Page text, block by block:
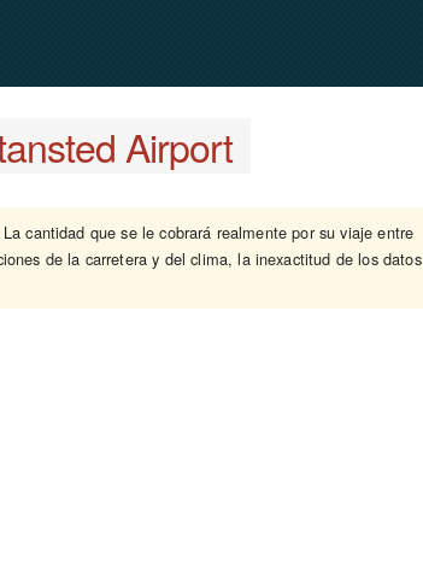
Airport
La cantidad que se le cobrará realmente por su viaje entre
de la carretera y del clima, la inexactitud de los datos